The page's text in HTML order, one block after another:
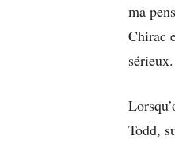
ma
Chirac
sérieux.
Todd,